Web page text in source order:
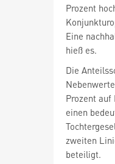
Prozent
Eine
hieß es.
Die
Prozent
einen
zweiten
beteiligt.